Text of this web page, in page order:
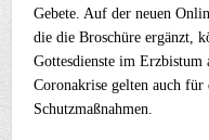
Gebete. Auf der neuen
die die Broschüre ergänzt,
Gottesdienste im Erzbistum
Coronakrise gelten auch für
Schutzmaßnahmen.